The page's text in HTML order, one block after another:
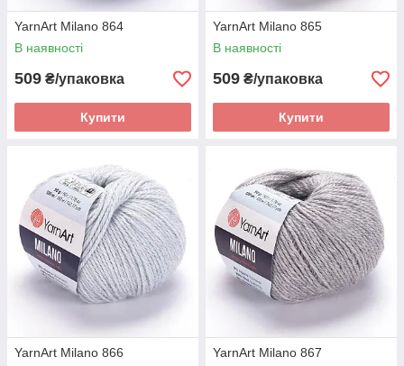
YarnArt Milano 864
В наявності
509 ₴/упаковка
Купити
YarnArt Milano 865
В наявності
509 ₴/упаковка
Купити
YarnArt Milano 866
YarnArt Milano 867